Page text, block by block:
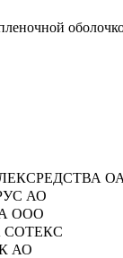
АО
ООО
АО